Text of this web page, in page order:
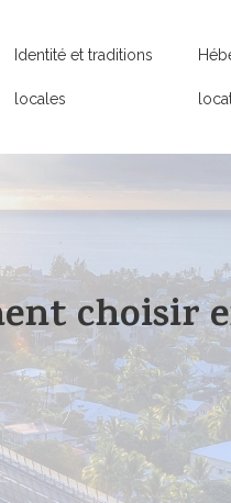
Identité et traditions
locales